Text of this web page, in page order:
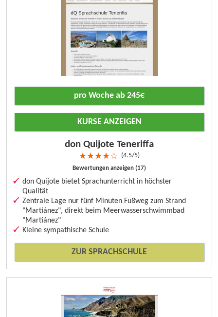
don Quijote Teneriffa
★★★★☆ 4.5/5
Bewertungen anzeigen (17)
don Quijote bietet Sprachunterricht in höchster
Qualität
Zentrale Lage nur fünf Minuten Fußweg zum Strand
"Martiánez", direkt beim Meerwasserschwimmbad
"Martiánez"
Kleine sympathische Schule
ZUR SPRACHSCHULE
pro Woche ab 245€
KURSE ANZEIGEN